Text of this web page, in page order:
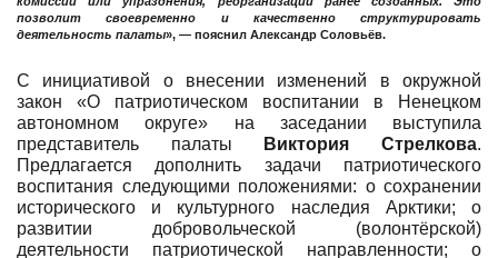
позволит своевременно и качественно структурировать
деятельность палаты», — пояснил Александр Соловьёв.
С инициативой о внесении изменений в окружной
закон «О патриотическом воспитании в Ненецком
автономном округе» на заседании выступила
представитель палаты
Виктория Стрелкова.
Предлагается дополнить задачи патриотического
воспитания следующими положениями: о сохранении
исторического и культурного наследия Арктики; о
развитии добровольческой (волонтёрской)
деятельности патриотической направленности; о